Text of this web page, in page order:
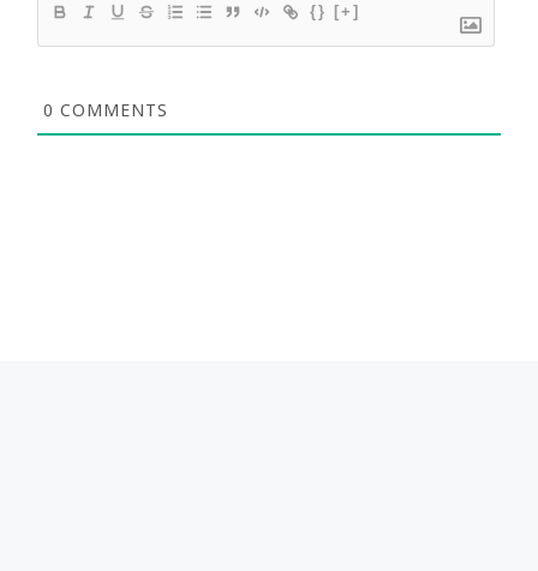
{} [+]
0 COMMENTS